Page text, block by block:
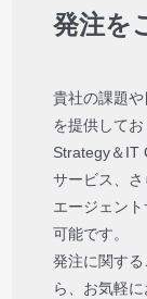
発注を
貴社の課題
を提供してお
Strategy＆IT
サービス、
エージェン
可能です。
発注に関す
ら、お気軽に